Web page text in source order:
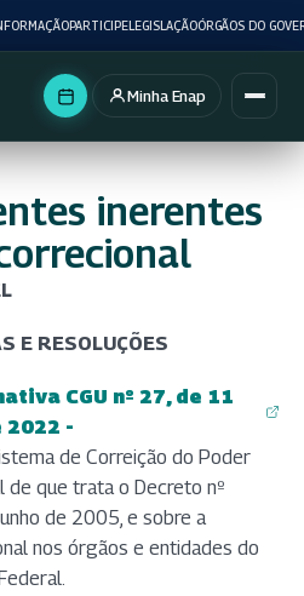
PARTICIPELEGISLAÇÃOÓRGÃOS DO
portal
Minha Enap
inerentes
E RESOLUÇÕES
CGU nº 27, de 11
2022 -
aba)
de Correição do Poder
de que trata o Decreto nº
de 2005, e sobre a
nos órgãos e entidades do